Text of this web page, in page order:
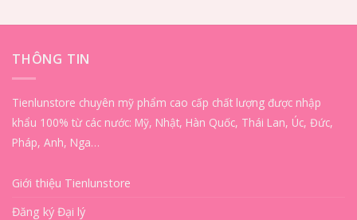
THÔNG TIN
Tienlunstore chuyên mỹ phẩm cao cấp chất lượng được nhập
khẩu 100% từ các nước: Mỹ, Nhật, Hàn Quốc, Thái Lan, Úc, Đức,
Pháp, Anh, Nga…
Giới thiệu Tienlunstore
Đăng ký Đại lý